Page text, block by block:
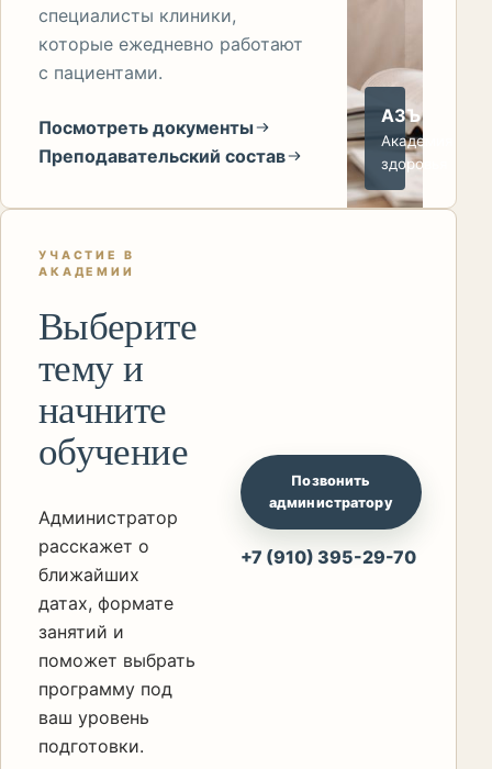
специалисты клиники,
которые ежедневно работают
с пациентами.
Посмотреть документы
Преподавательский состав
АЗЪ
Академия
здоровья
УЧАСТИЕ В
АКАДЕМИИ
Выберите
тему и
начните
обучение
Администратор
расскажет о
ближайших
датах, формате
занятий и
поможет выбрать
программу под
ваш уровень
подготовки.
Позвонить
администратору
+7 (910) 395-29-70